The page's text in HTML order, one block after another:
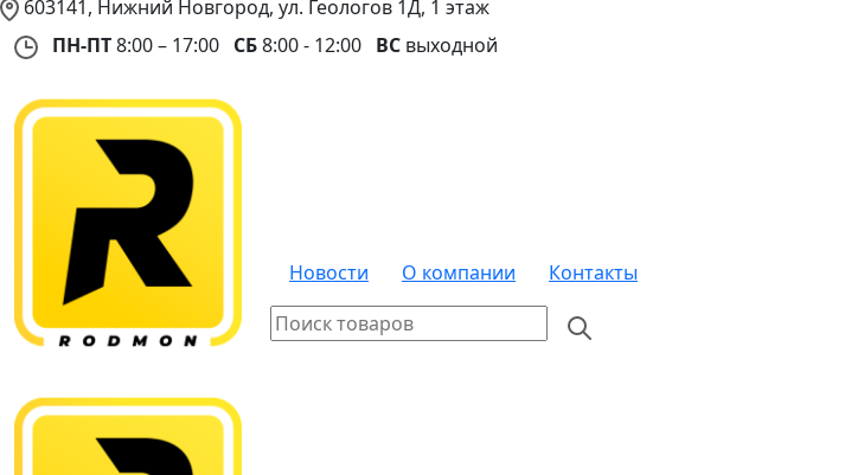
603141, Нижний Новгород, ул. Геологов 1Д, 1 этаж
ПН-ПТ8:00 – 17:00 СБ8:00 - 12:00 ВС выходной
Новости О компании Контакты